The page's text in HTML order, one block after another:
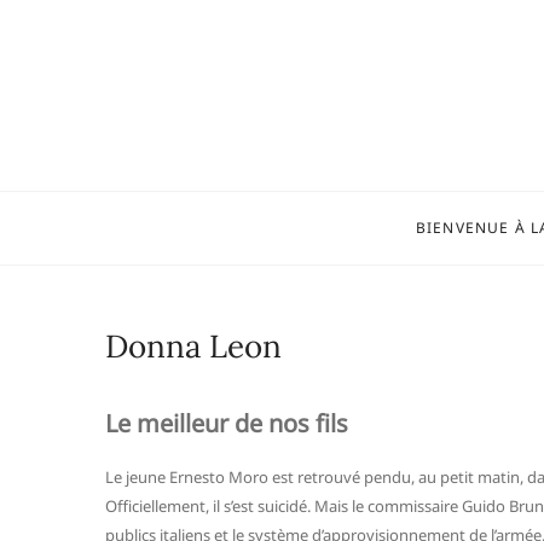
BIENVENUE À
Donna Leon
Le meilleur de nos fils
Le jeune Ernesto Moro est retrouvé pendu, au petit matin,
Officiellement, il s’est suicidé. Mais le commissaire Guido
publics italiens et le système d’approvisionnement de